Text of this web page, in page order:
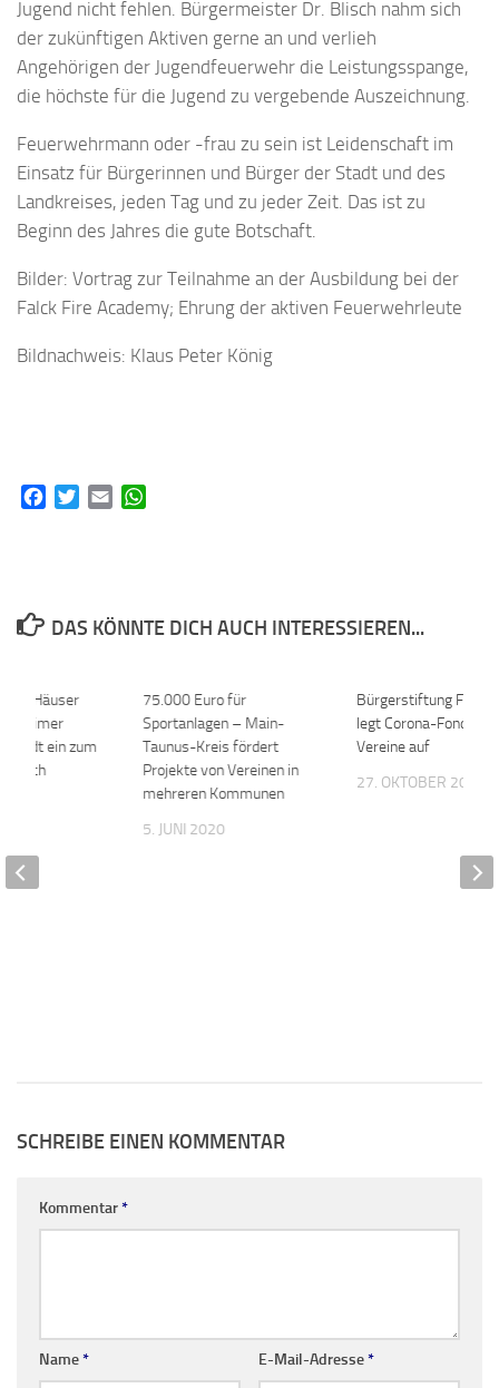
Jugend nicht fehlen. Bürgermeister Dr. Blisch nahm sich
der zukünftigen Aktiven gerne an und verlieh
Angehörigen der Jugendfeuerwehr die Leistungsspange,
die höchste für die Jugend zu vergebende Auszeichnung.
Feuerwehrmann oder -frau zu sein ist Leidenschaft im
Einsatz für Bürgerinnen und Bürger der Stadt und des
Landkreises, jeden Tag und zu jeder Zeit. Das ist zu
Beginn des Jahres die gute Botschaft.
Bilder: Vortrag zur Teilnahme an der Ausbildung bei der
Falck Fire Academy; Ehrung der aktiven Feuerwehrleute
Bildnachweis: Klaus Peter König
FacebookTwitterEmail
DAS KÖNNTE DICH AUCH INTERESSIEREN...
75.000 Euro für
Sportanlagen – Main-
Taunus-Kreis fördert
Projekte von Vereinen in
mehreren Kommunen
5. JUNI 2020
Bürgerstiftung
legt Corona-Fonds für
Vereine auf
27. OKTOBER 2020
die Häuser
lädt ein zum
durch
SCHREIBE EINEN KOMMENTAR
Kommentar*
Name* E-Mail-Adresse*